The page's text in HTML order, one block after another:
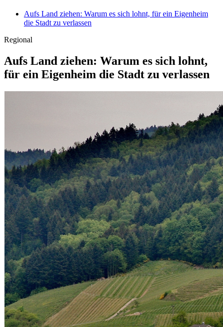
Aufs Land ziehen: Warum es sich lohnt, für ein Eigenheim
die Stadt zu verlassen
Regional
Aufs Land ziehen: Warum es sich lohnt,
für ein Eigenheim die Stadt zu verlassen